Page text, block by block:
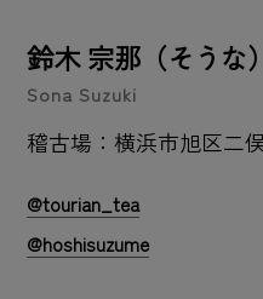
鈴木 宗那（そうな）
Sona Suzuki
稽古場：横浜市旭区二
@tourian_tea
@hoshisuzume